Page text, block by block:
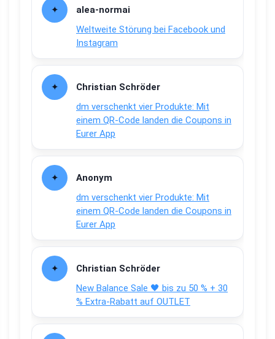
alea-normai
Weltweite Störung bei Facebook und
Instagram
Christian Schröder
dm verschenkt vier Produkte: Mit
einem QR-Code landen die Coupons in
Eurer App
Anonym
dm verschenkt vier Produkte: Mit
einem QR-Code landen die Coupons in
Eurer App
Christian Schröder
New Balance Sale 🖤 bis zu 50 % + 30
% Extra-Rabatt auf OUTLET